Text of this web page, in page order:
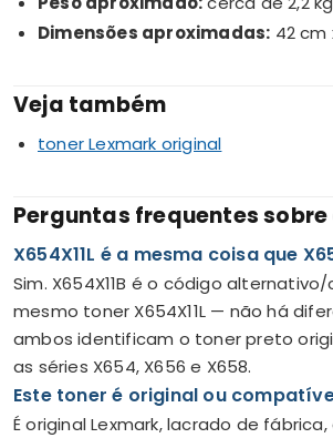
Dimensões aproximadas: 42 cm
Veja também
toner Lexmark original
Perguntas frequentes sobre
X654X11L é a mesma coisa que
Sim. X654X11B é o código
mesmo toner X654X11L — não há
ambos identificam o toner preto
as séries X654, X656 e X658.
Este toner é original ou
É original Lexmark, lacrado de